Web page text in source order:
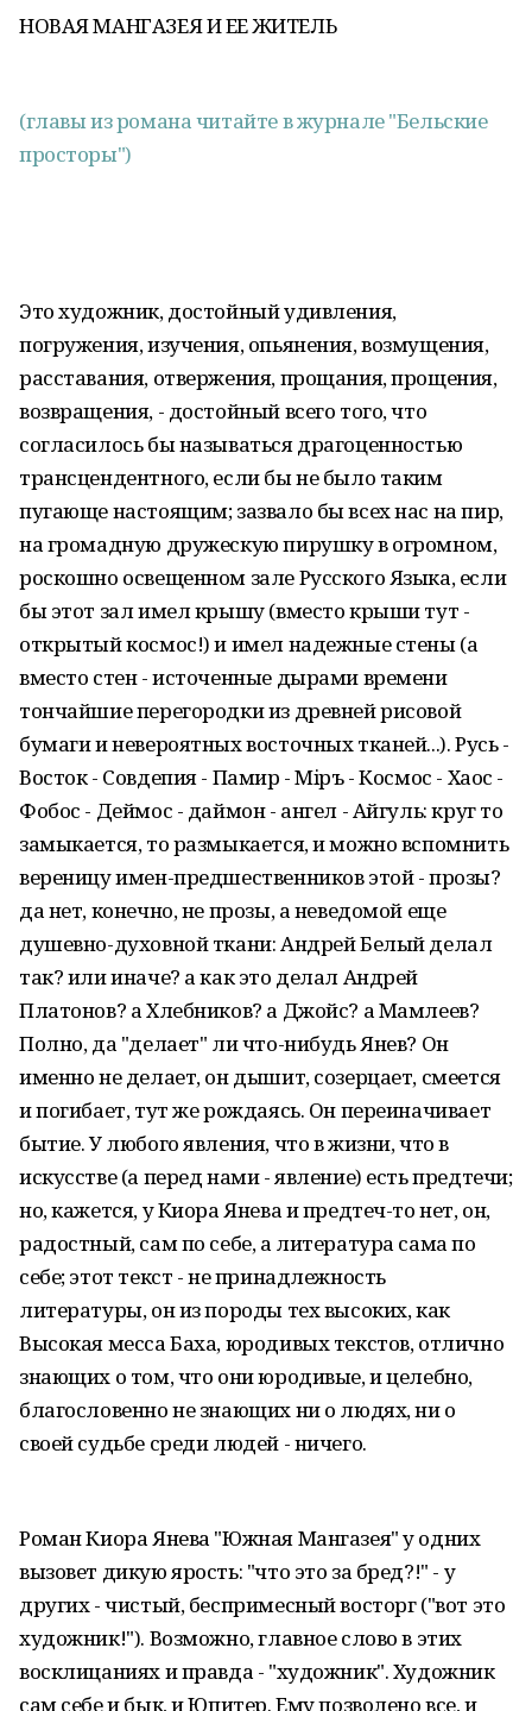
НОВАЯ МАНГАЗЕЯ И ЕЕ ЖИТЕЛЬ
(главы из романа читайте в журнале "Бельские
просторы")
Это художник, достойный удивления,
погружения, изучения, опьянения, возмущения,
расставания, отвержения, прощания, прощения,
возвращения, - достойный всего того, что
согласилось бы называться драгоценностью
трансцендентного, если бы не было таким
пугающе настоящим; зазвало бы всех нас на пир,
на громадную дружескую пирушку в огромном,
роскошно освещенном зале Русского Языка, если
бы этот зал имел крышу (вместо крыши тут -
открытый космос!) и имел надежные стены (а
вместо стен - источенные дырами времени
тончайшие перегородки из древней рисовой
бумаги и невероятных восточных тканей...). Русь -
Восток - Совдепия - Памир - Мiръ - Космос - Хаос -
Фобос - Деймос - даймон - ангел - Айгуль: круг то
замыкается, то размыкается, и можно вспомнить
вереницу имен-предшественников этой - прозы?
да нет, конечно, не прозы, а неведомой еще
душевно-духовной ткани: Андрей Белый делал
так? или иначе? а как это делал Андрей
Платонов? а Хлебников? а Джойс? а Мамлеев?
Полно, да "делает" ли что-нибудь Янев? Он
именно не делает, он дышит, созерцает, смеется
и погибает, тут же рождаясь. Он переиначивает
бытие. У любого явления, что в жизни, что в
искусстве (а перед нами - явление) есть предтечи;
но, кажется, у Киора Янева и предтеч-то нет, он,
радостный, сам по себе, а литература сама по
себе; этот текст - не принадлежность
литературы, он из породы тех высоких, как
Высокая месса Баха, юродивых текстов, отлично
знающих о том, что они юродивые, и целебно,
благословенно не знающих ни о людях, ни о
своей судьбе среди людей - ничего.
Роман Киора Янева "Южная Мангазея" у одних
вызовет дикую ярость: "что это за бред?!" - у
других - чистый, беспримесный восторг ("вот это
художник!"). Возможно, главное слово в этих
восклицаниях и правда - "художник". Художник
сам себе и бык, и Юпитер. Ему позволено все, и